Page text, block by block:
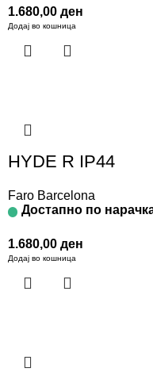
1.680,00 ден
Додај во кошница
HYDE R IP44
Faro Barcelona
Достапно по
1.680,00 ден
Додај во кошница